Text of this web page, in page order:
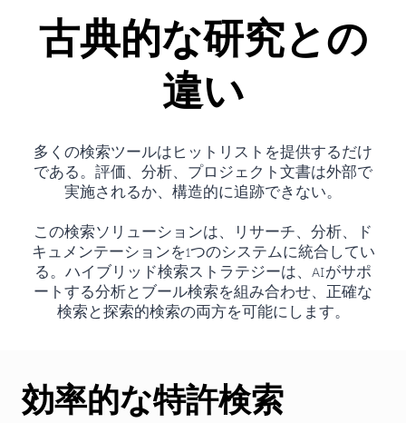
古典的な研究との
違い
多くの検索ツールはヒットリストを提供するだけ
である。評価、分析、プロジェクト文書は外部で
実施されるか、構造的に追跡できない。
この検索ソリューションは、リサーチ、分析、ド
キュメンテーションを1つのシステムに統合してい
る。ハイブリッド検索ストラテジーは、AIがサポ
ートする分析とブール検索を組み合わせ、正確な
検索と探索的検索の両方を可能にします。
効率的な特許検索